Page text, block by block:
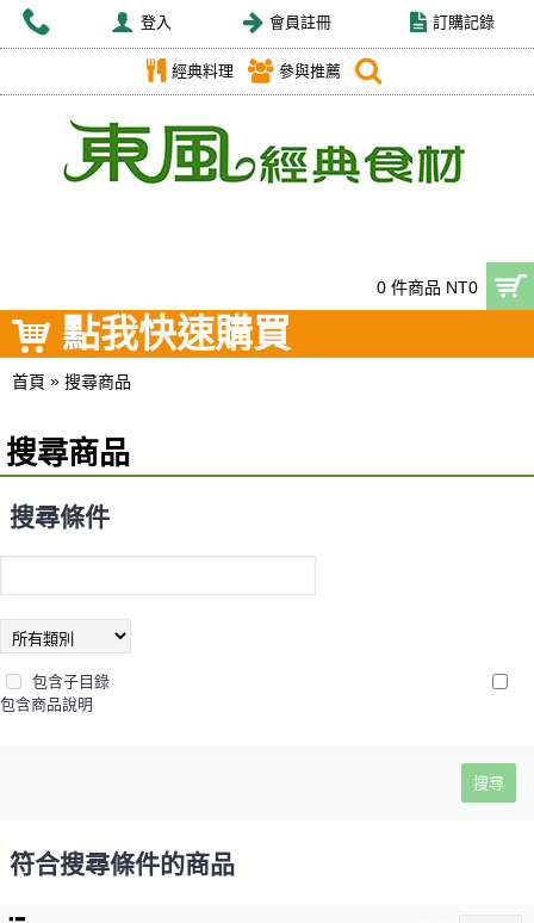
登入 會員註冊 訂購記錄
經典料理 參與推薦
0 件商品 NT0
點我快速購買
首頁 » 搜尋商品
搜尋商品
搜尋條件
包含子目錄
包含商品說明
符合搜尋條件的商品